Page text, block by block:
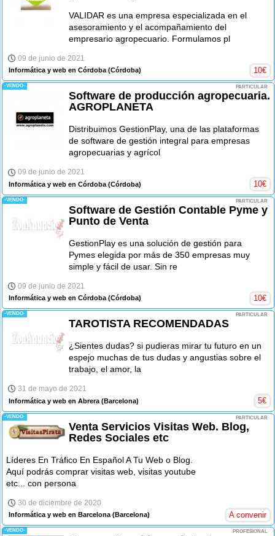
VALIDAR es una empresa especializada en el
asesoramiento y el acompañamiento del
empresario agropecuario. Formulamos pl
09 de junio de 2021
Informática y web en Córdoba(Córdoba) 10€
-VENDO- PARTICULAR
Software de producción agropecuaria.
AGROPLANETA
Distribuimos GestionPlay, una de las plataformas
de software de gestión integral para empresas
agropecuarias y agrícol
09 de junio de 2021
Informática y web en Córdoba (Córdoba) 10€
-VENDO- PARTICULAR
Software de Gestión Contable Pyme y
Punto de Venta
GestionPlay es una solución de gestión para
Pymes elegida por más de 350 empresas muy
simple y fácil de usar. Sin re
09 de junio de 2021
Informática y web en Córdoba (Córdoba) 10€
-VENDO- PARTICULAR
TAROTISTA RECOMENDADAS
¿Sientes dudas? si pudieras mirar tu futuro en un
espejo muchas de tus dudas y angustias sobre el
trabajo, el amor, la
31 de mayo de 2021
Informática y web en Abrera (Barcelona) 5€
-VENDO- PARTICULAR
Venta Servicios Visitas Web. Blog,
Redes Sociales etc
Líderes En Tráfico En Español A Tu Web o Blog.
Aquí podrás comprar visitas web, visitas youtube
etc... con persona
30 de diciembre de 2020
Informática y web en Barcelona (Barcelona) A convenir
-VENDO- PROFESIONAL